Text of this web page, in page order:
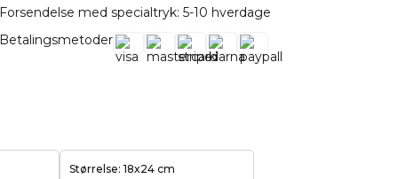
Forsendelse med specialtryk: 5-10 hverdage
Betalingsmetoder
Størrelse: 18x24 cm